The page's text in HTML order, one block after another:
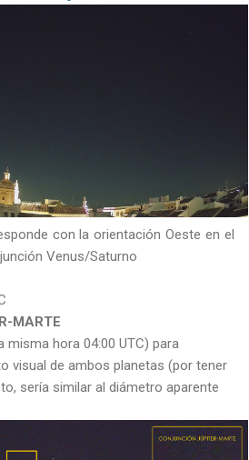
con la orientación Oeste en el
Venus/Saturno
MARTE
misma hora 04:00 UTC) para
visual de ambos planetas (por tener
sería similar al diámetro aparente